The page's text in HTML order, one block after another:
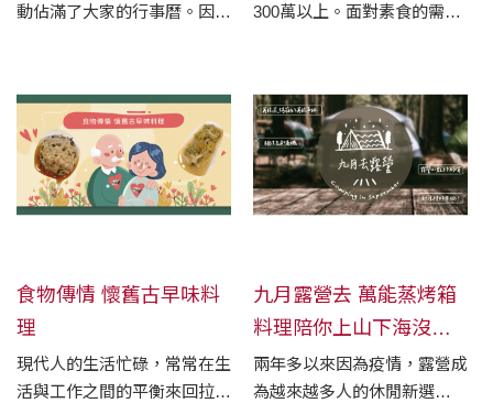
動佔滿了大家的行事曆。因此
好了!
300萬以上。面對素食的需求
便是您征戰素食戰場的好夥
伴!
食物傳情 懷舊古早味料
理
現代人的生活忙碌，常常在生
活與工作之間的平衡來回拉
九月露營去 萬能蒸烤箱
料理陪你上山下海沒問
題
兩年多以來因為疫情，露營成
為越來越多人的休閒新選